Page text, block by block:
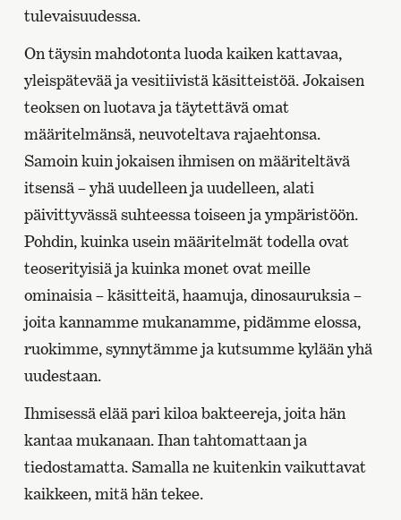
tulevaisuudessa.
On täysin mahdotonta luoda kaiken kattavaa,
yleispätevää ja vesitiivistä käsitteistöä. Jokaisen
teoksen on luotava ja täytettävä omat
määritelmänsä, neuvoteltava rajaehtonsa.
Samoin kuin jokaisen ihmisen on määriteltävä
itsensä – yhä uudelleen ja uudelleen, alati
päivittyvässä suhteessa toiseen ja ympäristöön.
Pohdin, kuinka usein määritelmät todella ovat
teoserityisiä ja kuinka monet ovat meille
ominaisia – käsitteitä, haamuja, dinosauruksia –
joita kannamme mukanamme, pidämme elossa,
ruokimme, synnytämme ja kutsumme kylään yhä
uudestaan.
Ihmisessä elää pari kiloa bakteereja, joita hän
kantaa mukanaan. Ihan tahtomattaan ja
tiedostamatta. Samalla ne kuitenkin vaikuttavat
kaikkeen, mitä hän tekee.